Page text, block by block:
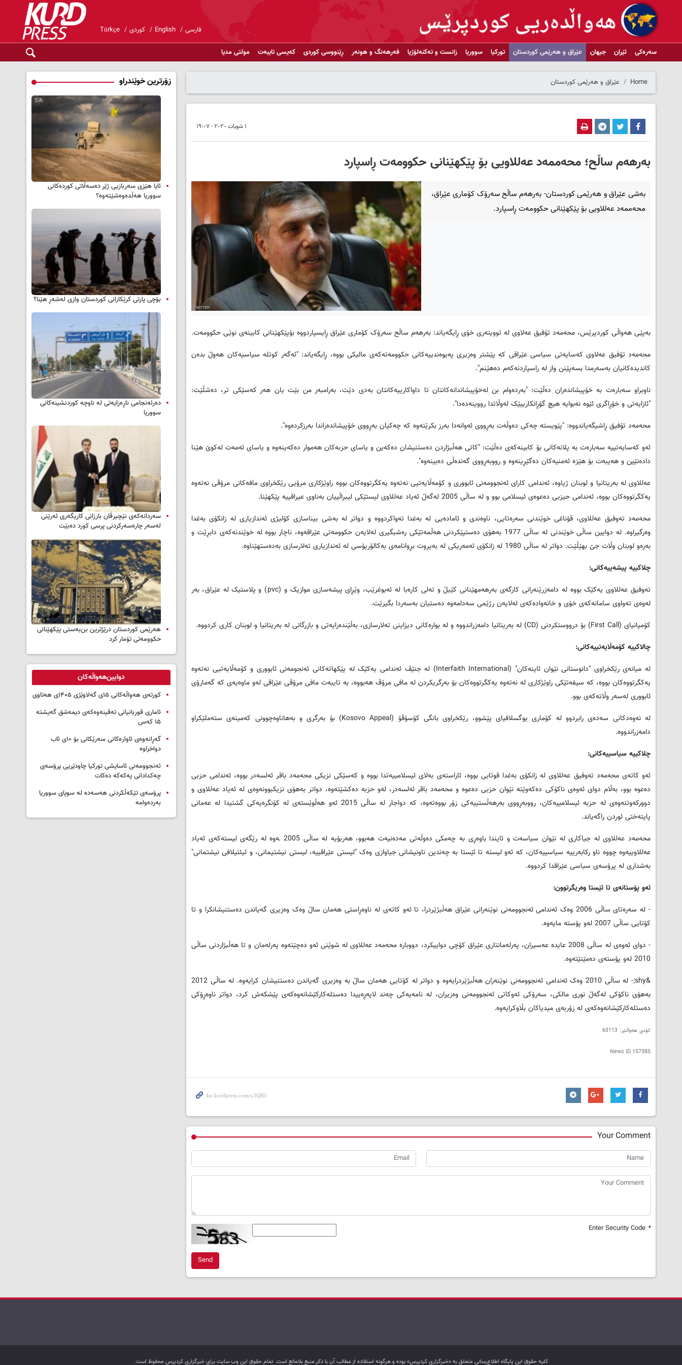
فارسی English کوردی Türkçe
سەرەکی ئێران جیهان عێراق و هەرێمی کوردستان تورکیا سووریا زانست و تەکنەلۆژیا فەرهەنگ و هونەر ڕێنووسی کوردی کەیسی تایبەت مولتی مدیا
Home عێراق و هەرێمی کوردستان
١ شوبات ٢٠٢٠ - ١٩:٠٧
بەرهەم ساڵح؛ محەممەد عەللاویی بۆ پێکهێنانی حکوومەت ڕاسپارد
بەشی عێراق و هەرێمی کوردستان- بەرهەم ساڵح سەرۆک کۆماری عێراق،
محەممەد عەللاویی بۆ پێکهێنانی حکوومەت ڕاسپارد.
بەپێی هەواڵی کوردپرێس، محەمەد تۆفیق عەلاوی لە توویتەری خۆی ڕایگەیاند: بەرهەم ساڵح سەرۆک کۆماری عێراق ڕایسپاردووە بۆپێکهێنانی کابینەی نوێی حکوومەت.
محەمەد تۆفیق عەلاوى کەسایەتی سیاسی عێراقی کە پێشتر وەزیری پەیوەندییەکانی حکوومەتەکەى مالیکی بووە، ڕایگەیاند: "ئەگەر کوتلە سیاسیەکان هەوڵ بدەن
کاندیدەکانیان بەسەرمدا بسەپێنن واز لە راسپاردنەکەم دەهێنم".
ناوبراو سەبارەت بە خۆپیشاندەران دەڵێت: "بەردەوام بن لەخۆپیشاندانەکانتان تا داواکارییەکانتان بەدی دێت، بەرامبەر من بێت یان هەر کەسێکى تر، دەشڵێت:
"ئازایەتى و خۆڕاگرى ئێوە نەبوایە هیچ گۆڕانکارییێک لەوڵاتدا رووینەدەدا".
محەمەد تۆفیق ڕاشیگەیاندووە: "پێویستە چەکى دەوڵەت بەڕووى ئەوانەدا بەرز بکرێتەوە کە چەکیان بەڕووى خۆپیشاندەراندا بەرزکردەوە".
ئەو کەسایەتییە سەبارەت بە پلانەکانی بۆ کابینەکەی دەڵێت: "کاتى هەڵبژاردن دەستنیشان دەکەین و یاساى حزبەکان هەموار دەکەینەوە و یاساى ئەمەت لەکوێ هێنا
دادەنێین و هەیبەت بۆ هێزە ئەمنیەکان دەگێڕینەوە و رووبەڕووى گەندەڵى دەبینەوە".
عەللاوی له‌ به‌ریتانیا و لوبنان ژیاوه‌، ئه‌ندامی كارای ئه‌نجوومه‌نی ئابووری و كۆمه‌ڵایه‌تیی نه‌ته‌وه‌ یه‌كگرتووه‌كان بووە راوێژكاری مرۆیی رێكخراوی مافه‌كانی مرۆڤی نه‌ته‌وه‌
یه‌كگرتووه‌كان بووە، ئه‌ندامی حیزبی ده‌عوه‌ی ئیسلامی بوو و له‌ ساڵی 2005 له‌گه‌ڵ‌ ئه‌یاد عه‌للاوی لیستێكی لیبراڵییان به‌ناوی عیراقییه پێکهێنا‌.
محه‌مه‌د ته‌وفیق عه‌للاوی، قۆناغی خوێندنی سه‌ره‌تایی، ناوه‌ندی و ئاماده‌یی له‌ به‌غدا ته‌واکردووه‌ و دواتر له‌ به‌شی بیناسازی کۆلیژی ئه‌ندازیاری له‌ زانکۆی به‌غدا
وه‌رگیراوه‌. له‌ دوایین ساڵی خوێندنی له‌ ساڵی 1977 به‌هۆی ده‌ستپێکردنی هه‌ڵمه‌تێکی ره‌شبگیری له‌لایه‌ن حکوومه‌تی عێراقه‌وه‌، ناچار بووه‌ له‌ خوێندنه‌که‌ی دابڕێت و
به‌ره‌و لوبنان وڵات جێ بهێڵێت. دواتر له‌ ساڵی 1980 له‌ زانکۆی ئه‌مه‌ریکی له‌ به‌یروت بڕوانامه‌ی به‌کالۆریۆسی له‌ ئه‌ندازیاری ته‌لارسازی به‌ده‌ستهێناوه‌.
چلاکییه‌ پیشه‌ییه‌کانی:
ته‌وفیق عه‌للاوی یه‌کێک بووه‌ له‌ دامه‌زرێنه‌رانی کارگه‌ی به‌رهه‌مهێنانی کێبڵ و ته‌لی کاره‌با له‌ ئه‌بوغرێب، وێڕای پیشه‌سازی موازیک و (pvc) و پلاستیک له‌ عێراق، به‌ر
له‌وه‌ی ته‌واوی سامانه‌که‌ی خۆی و خانه‌واده‌که‌ی له‌لایه‌ن رژێمی سه‌دامه‌وه‌ ده‌ستیان به‌سه‌ردا بگیرێت.
کۆمپانیای (First Call) بۆ درووستکردنی (CD) له‌ به‌ریتانیا دامه‌زراندووه‌ و له‌ بواره‌کانی دیزاینی ته‌لارسازی، به‌ڵێنده‌رایه‌تی و بازرگانی له‌ به‌ریتانیا و لوبنان کاری کردووه.
‌چالاکییه‌ کۆمه‌ڵایه‌تییه‌کانی:
له‌ میانه‌ی رێکخراوی "دانوستانی نێوان ئاینه‌کان" (Interfaith International) له‌ جنێڤ ئه‌ندامی یه‌کێک له‌ پێکهاته‌کانی ئه‌نجومه‌نی ئابووری و کۆمه‌ڵایه‌تیی نه‌ته‌وه‌
یه‌کگرتووه‌کان بووه‌، که‌ سیفه‌تێکی راوێژکاری له‌ نه‌ته‌وه‌ یه‌کگرتووه‌کان بۆ به‌رگریکردن له‌ مافی مرۆڤ هه‌بووه‌، به‌ تایبه‌ت مافی مرۆڤی عێراقی له‌و ماوه‌یه‌ی که‌ گه‌مارۆی
ئابووری له‌سه‌ر وڵاته‌که‌ی بوو.
له‌ نه‌وه‌دکانی سه‌ده‌ی رابردوو له‌ کۆماری یوگسلافیای پێشوو، رێکخراوی بانگی کۆسۆڤۆ (Kosovo Appeal) بۆ به‌رگری و به‌هاناوه‌چوونی که‌مینه‌ی سته‌ملێکراو
دامه‌زراندووه‌.
چلاکییه‌ سیاسییه‌کانی:
ئه‌و کاته‌ی محه‌مه‌د ته‌وفیق عه‌للاوی له‌ زانکۆی به‌غدا قوتابی بووه‌، ئاراسته‌ی به‌لای ئیسلامییه‌تدا بووه‌ و که‌سێکی نزیکی محه‌مه‌د باقر ئه‌لسه‌در بووه‌، ئه‌ندامی حزبی
ده‌عوه‌ بوو‌، به‌ڵام دوای ئه‌وه‌ی ناکۆکی ده‌که‌وێته‌ نێوان حزبی ده‌عوه‌ و محه‌مه‌د باقر ئه‌لسه‌در، له‌و حزبه‌ ده‌کشێته‌وه‌، دواتر به‌هۆی نزیکبوونه‌وه‌ی له‌ ئه‌یاد عه‌للاوی و
دوورکه‌وتنه‌وه‌ی له‌ حزبه‌ ئیسلامییه‌کان، رووبه‌ڕووی به‌رهه‌ڵستییه‌کی زۆر بووه‌ته‌وه‌، که‌ دواجار له‌ ساڵی 2015 ئه‌و هه‌ڵوێسته‌ی له‌ کۆنگره‌یه‌کی گشتیدا له‌ عه‌مانی
پایته‌ختی ئوردن راگه‌یاند.
محه‌مه‌د عه‌للاوی له‌ جیاکاری له‌ نێوان سیاسه‌ت و ئایندا باوه‌ڕی به‌ چه‌مکی ده‌وڵه‌تی مه‌ده‌نیه‌ت هه‌بوو، هه‌ربۆیه‌ له‌ ساڵی 2005 ـه‌وه‌ له‌ رێگه‌ی لیسته‌که‌ی ئه‌یاد
عه‌للاوییه‌وه‌ چووه‌ ناو رکابه‌رییه‌ سیاسییه‌کان، که‌ ئه‌و لیسته‌ تا ئێستا به‌ چه‌ندین ناونیشانی جیاوازی وه‌ک "لیستی عێراقییه‌، لیستی نیشتیمانی، و ئیئتیلافی نیشتمانی"
به‌شداری له‌ پرۆسه‌ی سیاسی عێراقدا کردووه‌.
ئه‌و پۆستانه‌ی تا ئێستا وه‌ریگرتوون:
- له‌ سه‌ره‌تای ساڵی 2006 وه‌ک ئه‌ندامی ئه‌نجوومه‌نی نوێنه‌رانی عێراق هه‌ڵبژێردرا، تا ئه‌و کاته‌ی له‌ ناوه‌ڕاستی هه‌مان ساڵ وه‌ک وه‌زیری گه‌یاندن ده‌ستنیشانکرا و تا
کۆتایی ساڵی 2007 له‌و پۆسته‌ مایه‌وه‌.
- دوای ئه‌وه‌ی له‌ ساڵی 2008 عایده‌ عه‌سیران، په‌رله‌مانتاری عێراق کۆچی دواییکرد، دووباره‌ محه‌مه‌د عه‌للاوی له‌ شوێنی ئه‌و ده‌چێته‌وه‌ په‌رله‌مان و تا هه‌ڵبژاردنی ساڵی
2010 له‌و پۆسته‌ی ده‌مێنێته‌وه‌.
&shy;- له‌ ساڵی 2010 وه‌ک ئه‌ندامی ئه‌نجوومه‌نی نوێنه‌ران هه‌ڵبژێردرایه‌وه‌ و دواتر له‌ کۆتایی هه‌مان ساڵ به‌ وه‌زیری گه‌یاندن ده‌ستنیشان کرایه‌وه‌. له‌ ساڵی 2012
به‌هۆی ناکۆکی له‌گه‌ڵ نوری مالکی، سه‌رۆکی ئه‌وکاتی ئه‌نجوومه‌نی وه‌زیران، له‌ نامه‌یه‌کی چه‌ند لاپه‌ڕه‌ییدا ده‌ستله‌کارکێشانه‌وه‌که‌ی پێشکه‌ش کرد، دواتر ناوه‌ڕۆکی
ده‌ستله‌کارکێشانه‌وه‌که‌ی له‌ زۆربه‌ی میدیاکان بڵاوکرایه‌وه‌.
کۆدی هەواڵنێر: 60113
News ID 157385
Your Comment
*
Send
زۆرترین خوێندراو
ئایا هێزی سەربازیی ژێر دەسەڵاتی کوردەکانی
سووریا هەڵدەوەشێتەوە؟
بۆچی پارتی کرێکارانی کوردستان وازی لەشەڕ هێنا؟
دەرئەنجامی ناڕەزایەتی لە ناوچە کوردنشینەکانی
سووریا
سه‌ردانه‌کەی نێچیرڤان بارزانی كاریگه‌ری ئه‌رێنی
له‌سه‌ر چاره‌سه‌ركردنی پرسی كورد ده‌بێت
هەرێمی کوردستان درێژترین بن‌بەستی پێکهێنانی
حکوومەتی تۆمار کرد
دوایین‌هەواڵەکان
کورتەی هەواڵەکانی ۱۵ی گەلاوێژی ۱۴۰۵ی هەتاوی
ئاماری قوربانیانی تەقینەوەکەی دیمەشق گەیشتە
۱۵ کەس
گەڕانەوەی ئاوارەکانی سەرێکانی بۆ ۱۰ی ئاب
دواخراوە
ئەنجوومەنی ئاسایشی تورکیا چاودێریی پرۆسەی
چەکدادانی پەکەکە دەکات
پرۆسەی تێکەڵکردنی هەسەدە لە سوپای سووریا
بەردەوامە
کليه حقوق اين پایگاه اطلاع‌رسانی متعلق به «خبرگزاری کردپرس» بوده و هرگونه استفاده از مطالب آن با ذکر منبع بلامانع است. تمام حقوق این وب سایت برای خبرگزاری کردپرس محفوظ است.